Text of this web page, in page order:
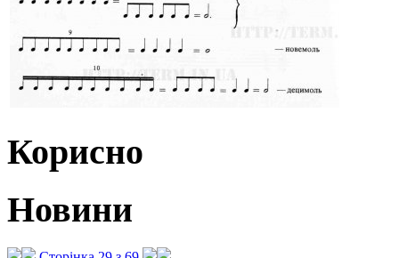
Корисно
Новини